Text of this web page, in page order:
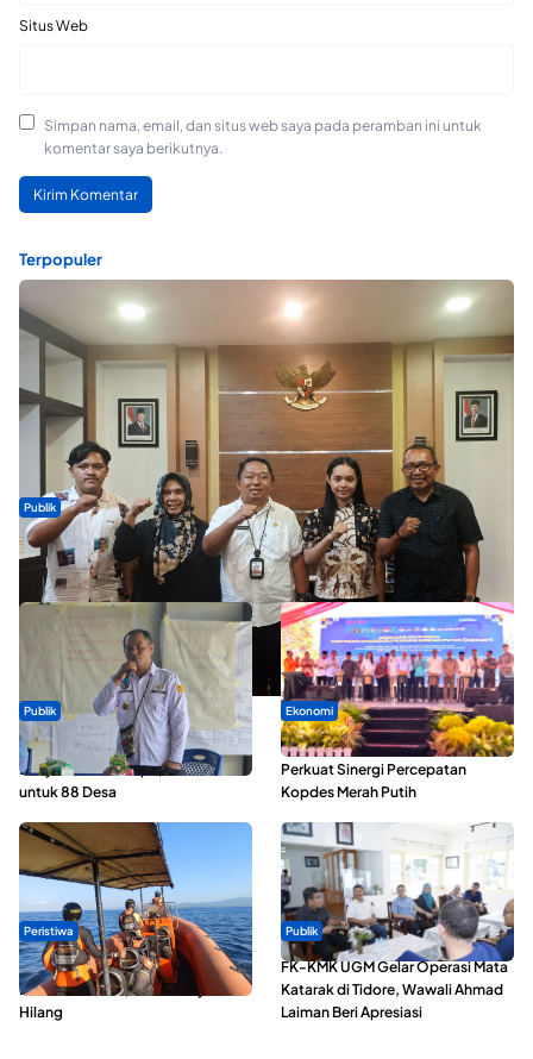
Situs Web
Simpan nama, email, dan situs web saya pada peramban ini untuk
komentar saya berikutnya.
Terpopuler
Publik
Dua Talenta Muda Ternate Wakili Maluku Utara di Gita Bahana
Nusantara 2026
Publik
ABDESI Morotai Apresiasi
Penyaluran ADD Rp3,13 Miliar
untuk 88 Desa
Ekonomi
Seminar di Ternate, Mendes
Perkuat Sinergi Percepatan
Kopdes Merah Putih
Peristiwa
Dua Longboat Bertabrakan di
Perairan Taliabu, Satu Nelayan
Hilang
Publik
FK-KMK UGM Gelar Operasi Mata
Katarak di Tidore, Wawali Ahmad
Laiman Beri Apresiasi